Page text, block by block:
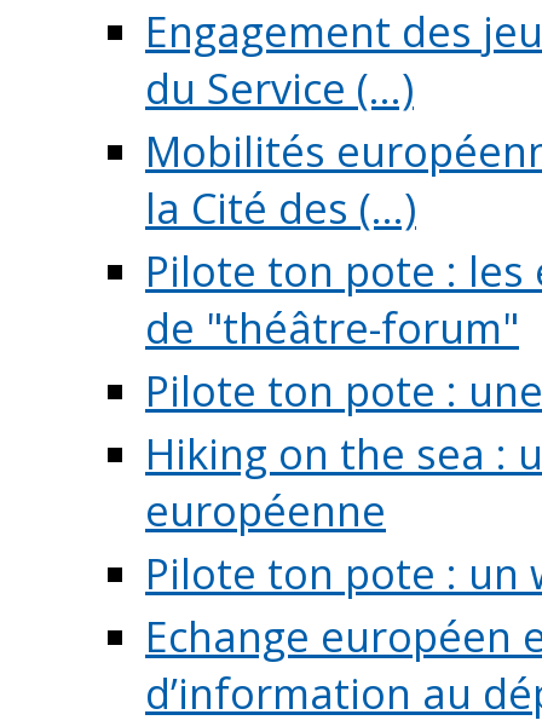
Engagement des
du Service (...)
Mobilités
la Cité des (...)
Pilote ton pote :
de "théâtre-forum"
Pilote ton pote :
Hiking on the sea :
européenne
Pilote ton pote : un
Echange européen
d’information au